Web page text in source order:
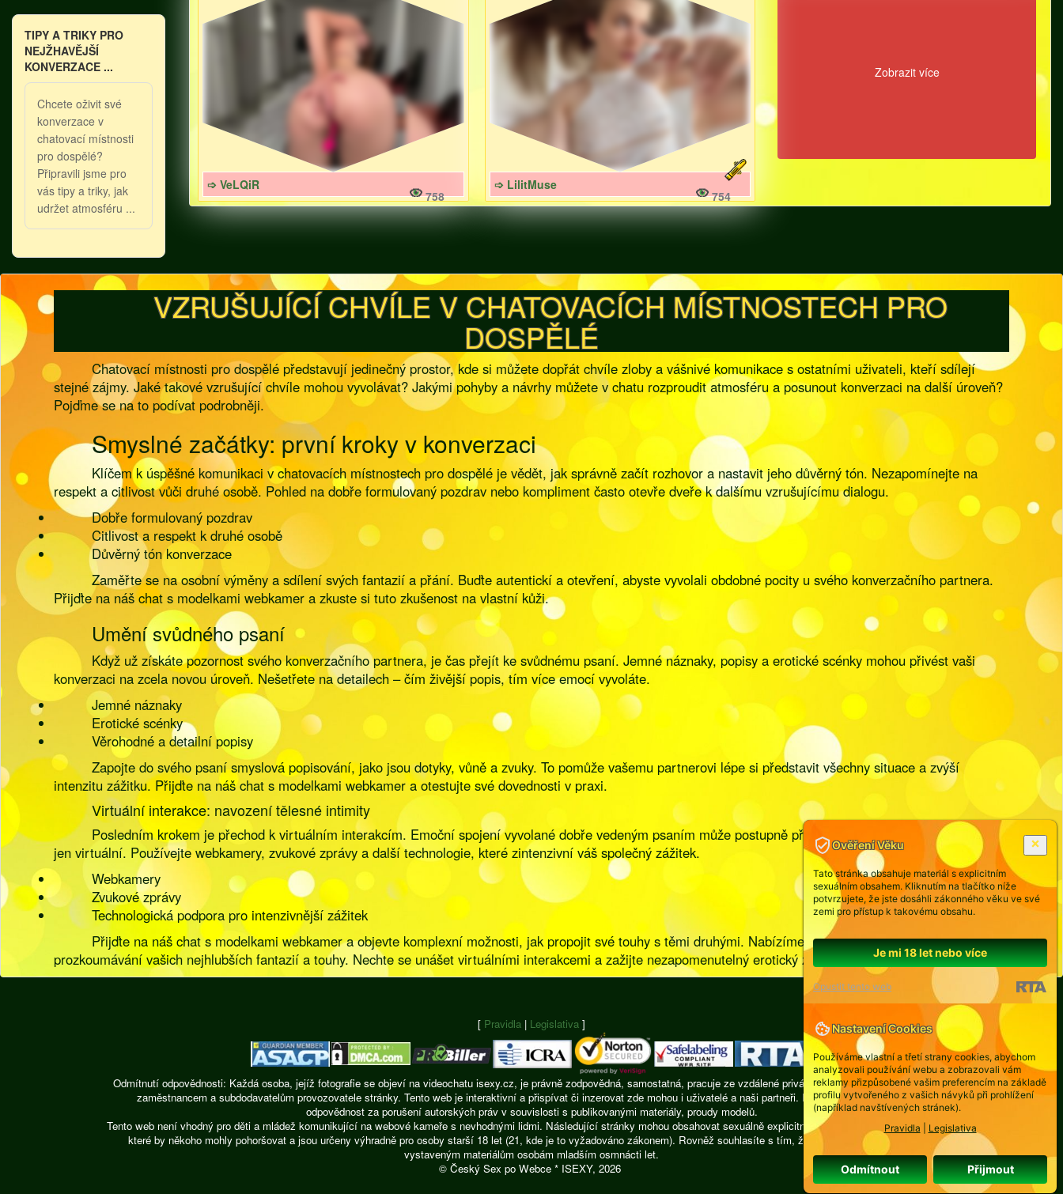
TIPY A TRIKY PRO
NEJŽHAVĚJŠÍ
KONVERZACE ...
Chcete oživit své
konverzace v
chatovací místnosti
pro dospělé?
Připravili jsme pro
vás tipy a triky, jak
udržet atmosféru ...
➩ VeLQiR
758
➩ LilitMuse
754
Zobrazit více
VZRUŠUJÍCÍ CHVÍLE V CHATOVACÍCH MÍSTNOSTECH PRO
DOSPĚLÉ
Chatovací místnosti pro dospělé představují jedinečný prostor, kde si můžete dopřát chvíle zloby a vášnivé komunikace s ostatními uživateli, kteří sdílejí
stejné zájmy. Jaké takové vzrušující chvíle mohou vyvolávat? Jakými pohyby a návrhy můžete v chatu rozproudit atmosféru a posunout konverzaci na další úroveň?
Pojďme se na to podívat podrobněji.
Smyslné začátky: první kroky v konverzaci
Klíčem k úspěšné komunikaci v chatovacích místnostech pro dospělé je vědět, jak správně začít rozhovor a nastavit jeho důvěrný tón. Nezapomínejte na
respekt a citlivost vůči druhé osobě. Pohled na dobře formulovaný pozdrav nebo kompliment často otevře dveře k dalšímu vzrušujícímu dialogu.
Dobře formulovaný pozdrav
Citlivost a respekt k druhé osobě
Důvěrný tón konverzace
Zaměřte se na osobní výměny a sdílení svých fantazií a přání. Buďte autentickí a otevření, abyste vyvolali obdobné pocity u svého konverzačního partnera.
Přijďte na náš chat s modelkami webkamer a zkuste si tuto zkušenost na vlastní kůži.
Umění svůdného psaní
Když už získáte pozornost svého konverzačního partnera, je čas přejít ke svůdnému psaní. Jemné náznaky, popisy a erotické scénky mohou přivést vaši
konverzaci na zcela novou úroveň. Nešetřete na detailech – čím živější popis, tím více emocí vyvoláte.
Jemné náznaky
Erotické scénky
Věrohodné a detailní popisy
Zapojte do svého psaní smyslová popisování, jako jsou dotyky, vůně a zvuky. To pomůže vašemu partnerovi lépe si představit všechny situace a zvýší
intenzitu zážitku. Přijďte na náš chat s modelkami webkamer a otestujte své dovednosti v praxi.
Virtuální interakce: navození tělesné intimity
Posledním krokem je přechod k virtuálním interakcím. Emoční spojení vyvolané dobře vedeným psaním může postupně přerůst v potřebu tělesné intimity, byť
jen virtuální. Používejte webkamery, zvukové zprávy a další technologie, které zintenzivní váš společný zážitek.
Webkamery
Zvukové zprávy
Technologická podpora pro intenzivnější zážitek
Přijďte na náš chat s modelkami webkamer a objevte komplexní možnosti, jak propojit své touhy s těmi druhými. Nabízíme vám bezpečný prostor k
prozkoumávání vašich nejhlubších fantazií a touhy. Nechte se unášet virtuálními interakcemi a zažijte nezapomenutelný erotický zážitek.
[ Pravidla | Legislativa ]
Odmítnutí odpovědnosti: Každá osoba, jejíž fotografie se objeví na videochatu isexy.cz, je právně zodpovědná, samostatná, pracuje ze vzdálené privátní místnosti, žádná z nich není
zaměstnancem a subdodavatelům provozovatele stránky. Tento web je interaktivní a přispívat či inzerovat zde mohou i uživatelé a naši partneři. Provozovatel webu nenese
odpovědnost za porušení autorských práv v souvislosti s publikovanými materiály, proudy modelů.
Tento web není vhodný pro děti a mládež komunikující na webové kameře s nevhodnými lidmi. Následující stránky mohou obsahovat sexuálně explicitní obrazové nebo slovní materiály,
které by někoho mohly pohoršovat a jsou určeny výhradně pro osoby starší 18 let (21, kde je to vyžadováno zákonem). Rovněž souhlasíte s tím, že neumožníte přístup ke zde
vystaveným materiálům osobám mladším osmnácti let.
© Český Sex po Webce * ISEXY, 2026
Ověření Věku
Tato stránka obsahuje materiál s explicitním
sexuálním obsahem. Kliknutím na tlačítko níže
potvrzujete, že jste dosáhli zákonného věku ve své
zemi pro přístup k takovému obsahu.
Je mi 18 let nebo více
Opustit tento web
Nastavení Cookies
Používáme vlastní a třetí strany cookies, abychom
analyzovali používání webu a zobrazovali vám
reklamy přizpůsobené vašim preferencím na základě
profilu vytvořeného z vašich návyků při prohlížení
(například navštívených stránek).
Pravidla
Legislativa
Odmítnout Přijmout